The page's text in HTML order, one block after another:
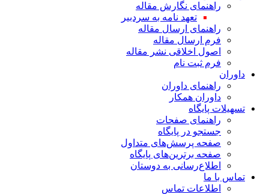
راهنمای نگارش مقاله
تعهد نامه به سردبیر
راهنمای ارسال مقاله
فرم ارسال مقاله
اصول اخلاقی نشر مقاله
فرم ثبت نام
داوران
راهنمای داوران
داوران همکار
تسهیلات پایگاه
راهنمای صفحات
جستجو در پایگاه
صفحه پرسش‌های متداول
صفحه برترین‌های پایگاه
اطلاع‌رسانی به دوستان
تماس با ما
اطلاعات تماس